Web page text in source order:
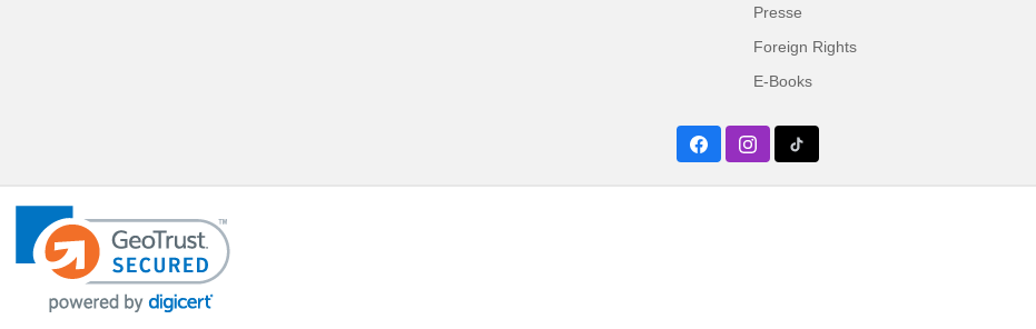
Presse
Foreign Rights
E-Books
FacebookInstagramTwitter